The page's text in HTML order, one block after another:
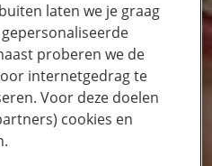
laten we je graag
proberen we de
internetgedrag te
Voor deze doelen
cookies en